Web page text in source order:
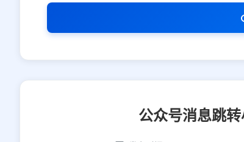
社交平台 电商平台
选择防红平台类型，避免链接被拦截
公众号消息跳